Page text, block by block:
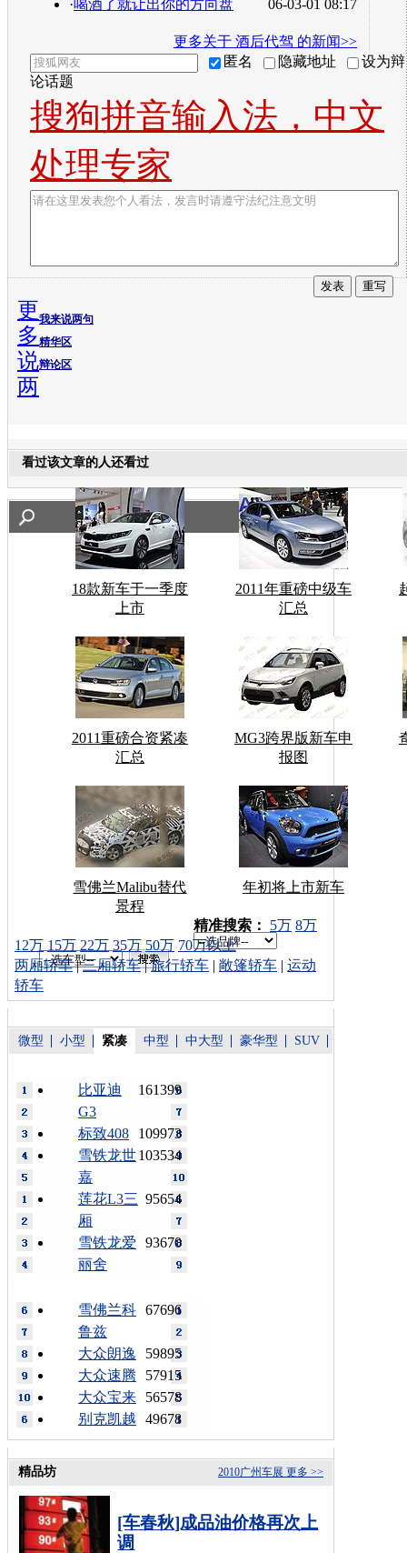
06-03-01 08:17
·喝酒了就让出你的方向盘
更多关于 酒后代驾 的新闻>>
匿名
隐藏地址
设为辩
论话题
搜狗拼音输入法，中文
处理专家
我来说两句
精华区
辩论区
更
多
说
两
看过该文章的人还看过
18款新车于一季度
上市
2011年重磅中级车
汇总
2011重磅合资紧凑
汇总
MG3跨界版新车申
报图
雪佛兰Malibu替代
景程
年初将上市新车
车型搜索：
精准搜索： 5万 8万
12万 15万 22万 35万 50万 70万以上
两厢轿车|三厢轿车|旅行轿车 | 敞篷轿车 | 运动
轿车
微型 小型 紧凑 中型 中大型 豪华型 SUV
161399
比亚迪
G3
109973
标致408
103534
雪铁龙世
嘉
95654
莲花L3三
厢
93670
雪铁龙爱
丽舍
67696
雪佛兰科
鲁兹
59895
大众朗逸
57915
大众速腾
56578
大众宝来
49678
别克凯越
更多 >>
2010广州车展
精品坊
[车春秋]成品油价格再次上
调